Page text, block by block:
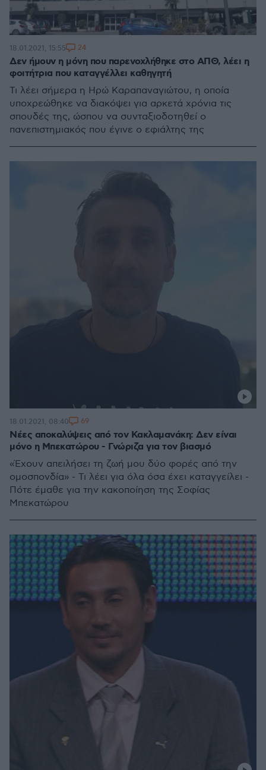
Δεν ήμουν η μόνη που παρενοχλήθηκε στο ΑΠΘ, λέει η
φοιτήτρια που καταγγέλλει καθηγητή
Τι λέει σήμερα η Ηρώ Καραπαναγιώτου, η οποία
υποχρεώθηκε να διακόψει για αρκετά χρόνια τις
σπουδές της, ώσπου να συνταξιοδοτηθεί ο
πανεπιστημιακός που έγινε ο εφιάλτης της
18.01.2021, 15:55 24
Νέες αποκαλύψεις από τον Κακλαμανάκη: Δεν είναι
μόνο η Μπεκατώρου - Γνώριζα για τον βιασμό
«Έχουν απειλήσει τη ζωή μου δύο φορές από την
ομοσπονδία» - Τι λέει για όλα όσα έχει καταγγείλει -
Πότε έμαθε για την κακοποίηση της Σοφίας
Μπεκατώρου
18.01.2021, 08:40 69